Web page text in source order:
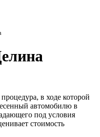
процедура, в ходе которой
автомобилю в
под условия
стоимость